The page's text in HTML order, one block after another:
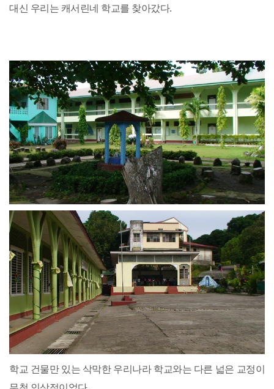
대신 우리는 캐서린네 학교를 찾아갔다.
학교 건물만 있는 삭막한 우리나라 학교와는 다른 넓은 교정이